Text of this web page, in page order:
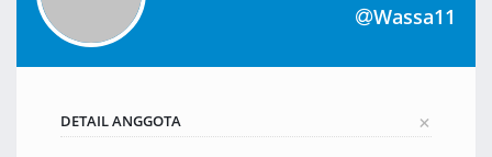
Wassa11
DETAIL ANGGOTA +